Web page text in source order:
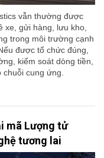
vẫn thường được
xe, gửi hàng, lưu kho,
trong môi trường cạnh
được tổ chức đúng,
kiểm soát dòng tiền,
cung ứng.
mã Lượng tử
tương lai